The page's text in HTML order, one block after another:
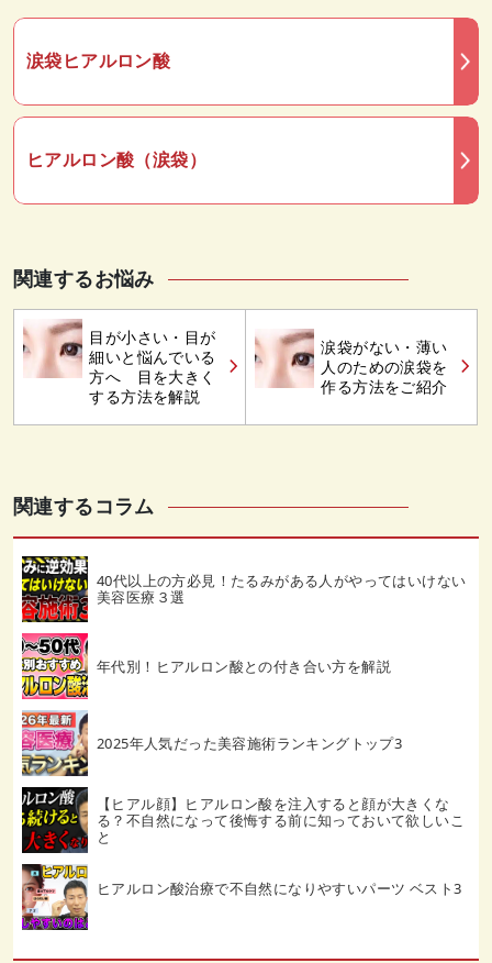
涙袋ヒアルロン酸
ヒアルロン酸（涙袋）
関連するお悩み
目が小さい・目が
細いと悩んでいる
方へ 目を大きく
する方法を解説
涙袋がない・薄い
人のための涙袋を
作る方法をご紹介
関連するコラム
40代以上の方必見！たるみがある人がやってはいけない
美容医療３選
年代別！ヒアルロン酸との付き合い方を解説
2025年人気だった美容施術ランキングトップ3
【ヒアル顔】ヒアルロン酸を注入すると顔が大きくな
る？不自然になって後悔する前に知っておいて欲しいこ
と
ヒアルロン酸治療で不自然になりやすいパーツ ベスト3